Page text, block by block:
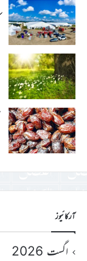
آرکائیوز
اگست 2026